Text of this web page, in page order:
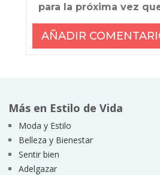
para la próxima vez
Más en Estilo de Vida
Moda y Estilo
Belleza y Bienestar
Sentir bien
Adelgazar